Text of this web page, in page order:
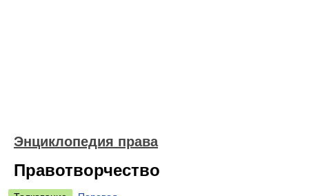
Энциклопедия права
Правотворчество